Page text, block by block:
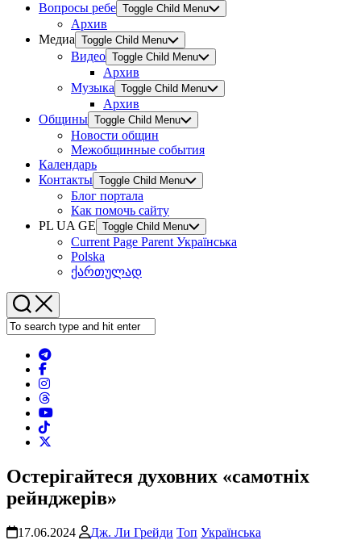
Вопросы ребе Toggle Child Menu
Архив
Медиа Toggle Child Menu
Видео Toggle Child Menu
Архив
Музыка Toggle Child Menu
Архив
Общины Toggle Child Menu
Новости общин
Межобщинные события
Календарь
Контакты Toggle Child Menu
Блог портала
Как помочь сайту
PL UA GE Toggle Child Menu
Current Page Parent Українська
Polska
ქართულად
Остерігайтеся духовних «самотніх
рейнджерів»
17.06.2024 Дж. Ли Грейди Топ Українська